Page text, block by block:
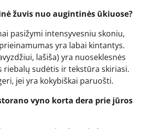
žuvis nuo augintinės ūkiuose?
pasižymi intensyvesniu skoniu,
yra labai kintantys.
lašiša) yra nuoseklesnės
riebalų sudėtis ir tekstūra skiriasi.
jei yra kokybiškai paruošti.
vyno korta dera prie jūros